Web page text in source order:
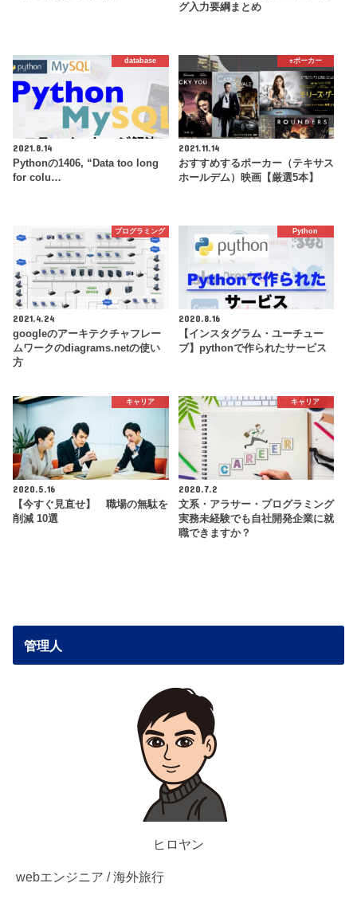
グ入力要綱まとめ
database
2021.8.14
Pythonの1406, “Data too long
for colu…
♠️ポーカー
2021.11.14
おすすめするポーカー（テキサス
ホールデム）映画【厳選5本】
プログラミング
2021.4.24
googleのアーキテクチャフレー
ムワークのdiagrams.netの使い
方
Python
2020.8.16
【インスタグラム・ユーチュー
ブ】pythonで作られたサービス
キャリア
2020.5.16
【今すぐ見直せ】 職場の無駄を
削減 10選
キャリア
2020.7.2
文系・アラサー・プログラミング
実務未経験でも自社開発企業に就
職できますか？
管理人
ヒロヤン
webエンジニア / 海外旅行